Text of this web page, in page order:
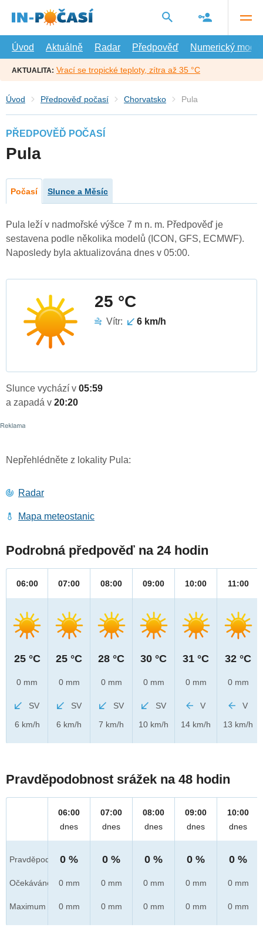
hlavní
Úvod
Aktuálně Radar Předpověď Numerický model
AKTUALITA: Vrací se tropické teploty, zítra až 35 °C
Úvod Předpověď počasí Chorvatsko Pula
PŘEDPOVĚĎ POČASÍ
Pula
Počasí Slunce a Měsíc
Pula leží v nadmořské výšce 7 m n. m. Předpověď je
sestavena podle několika modelů (ICON, GFS, ECMWF).
Naposledy byla aktualizována dnes v 05:00.
25 °C
Vítr: 6 km/h
Slunce vychází v 05:59
a zapadá v 20:20
Nepřehlédněte z lokality Pula:
Radar
Mapa meteostanic
Podrobná předpověď na 24 hodin
06:00
25 °C
0 mm
SV
6 km/h
07:00
25 °C
0 mm
SV
6 km/h
08:00
28 °C
0 mm
SV
7 km/h
09:00
30 °C
0 mm
SV
10 km/h
10:00
31 °C
0 mm
V
14 km/h
11:00
32 °C
0 mm
V
13 km/h
Pravděpodobnost srážek na 48 hodin
Pravděpod.
Očekáváno
Maximum
06:00
dnes
0 %
0 mm
0 mm
07:00
dnes
0 %
0 mm
0 mm
08:00
dnes
0 %
0 mm
0 mm
09:00
dnes
0 %
0 mm
0 mm
10:00
dnes
0 %
0 mm
0 mm